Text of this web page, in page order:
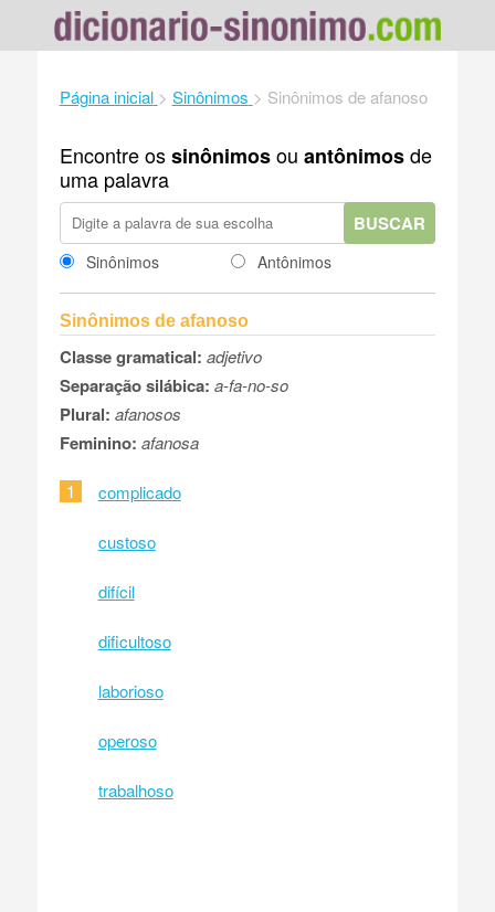
Página inicial > Sinônimos > Sinônimos de afanoso
Encontre ossinônimosou antônimosde
uma palavra
BUSCAR
Sinônimos Antônimos
Sinônimos de afanoso
Classe gramatical: adjetivo
Separação silábica: a-fa-no-so
Plural: afanosos
Feminino: afanosa
1 complicado
custoso
difícil
dificultoso
laborioso
operoso
trabalhoso